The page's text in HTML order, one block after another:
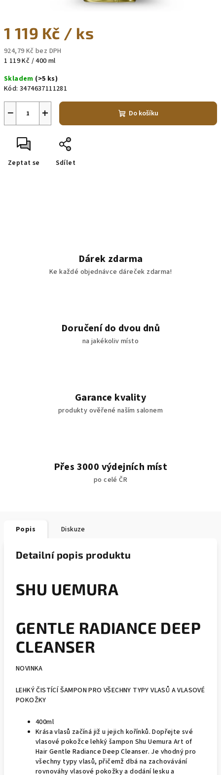
1 119 Kč / ks
924,79 Kč bez DPH
Měrná
1 119 Kč / 400 ml
Skladem (>5 ks)
Kód: 3474637111281
+
− Do košíku
Zeptat se Sdílet
Dárek zdarma
Ke každé objednávce dáreček zdarma!
Doručení do dvou dnů
na jakékoliv místo
Garance kvality
produkty ověřené naším salonem
Přes 3000 výdejních míst
po celé ČR
Popis Diskuze
Detailní popis produktu
SHU UEMURA
GENTLE RADIANCE DEEP
CLEANSER
NOVINKA
LEHKÝ ČISTÍCÍ ŠAMPON PRO VŠECHNY TYPY VLASŮ A VLASOVÉ
POKOŽKY
400ml
Krása vlasů začíná již u jejich kořínků. Dopřejte své
vlasové pokožce lehký šampon Shu Uemura Art of
Hair Gentle Radiance Deep Cleanser. Je vhodný pro
všechny typy vlasů, přičemž dbá na zachovávání
rovnováhy vlasové pokožky a dodání lesku a